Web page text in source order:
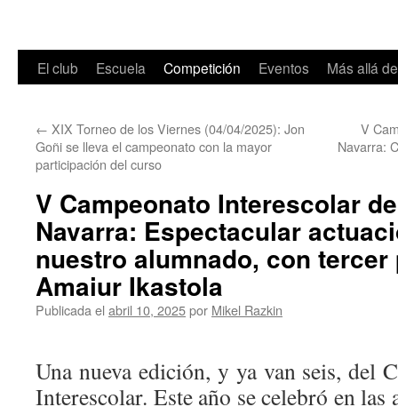
Saltar
contenido
El club Escuela Competición Eventos Más allá
← XIX Torneo de los Viernes (04/04/2025): Jon
Goñi se lleva el campeonato con la mayor
participación del curso
V
Navarra:
V Campeonato Interescolar
Navarra: Espectacular
nuestro alumnado, con tercer
Amaiur Ikastola
Publicada el abril 10, 2025por Mikel Razkin
Una nueva edición, y ya van seis, del
Interescolar. Este año se celebró en las